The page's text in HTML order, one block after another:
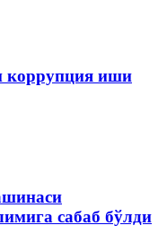
коррупция иши
сабаб бўлди